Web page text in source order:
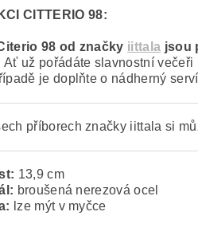
CITTERIO 98:
98 od značky iittala jsou
Ať už pořádáte slavnostní
je doplňte o nádherný
příborech značky iittala si
13,9 cm
broušená nerezová ocel
lze mýt v myčce